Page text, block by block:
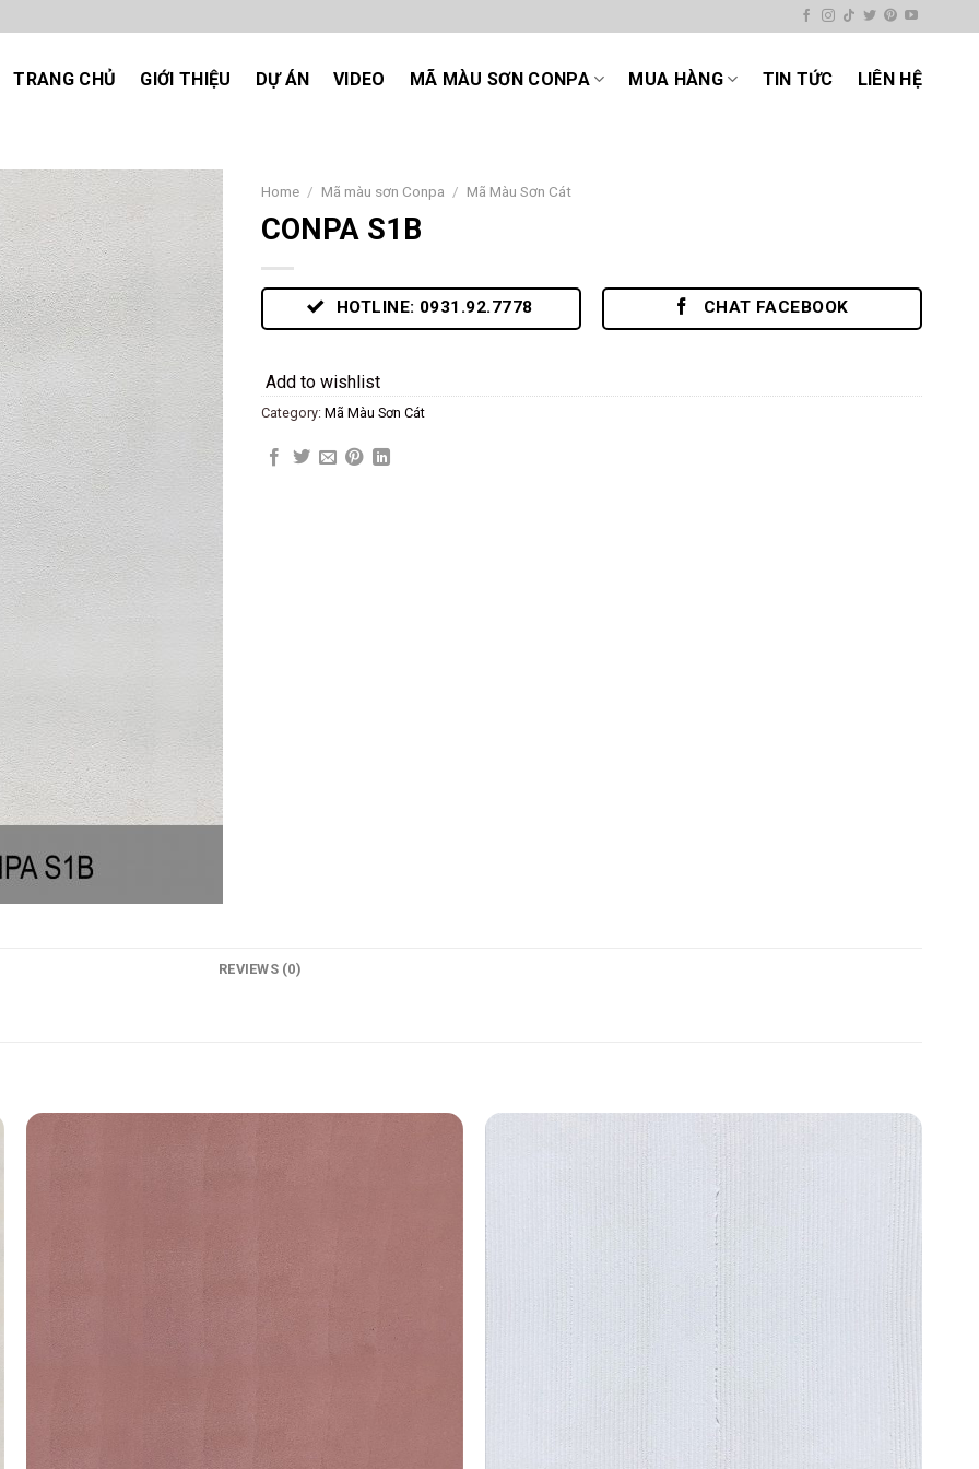
TRANG CHỦ GIỚI THIỆU DỰ ÁN VIDEO MÃ MÀU SƠN CONPA MUA HÀNG TIN TỨC LIÊN HỆ
Add
to
wishlist
Home / Mã màu sơn Conpa / Mã Màu Sơn Cát
CONPA S1B
HOTLINE: 0931.92.7778 CHAT FACEBOOK
Add to wishlist
Category: Mã Màu Sơn Cát
REVIEWS (0)
Add to